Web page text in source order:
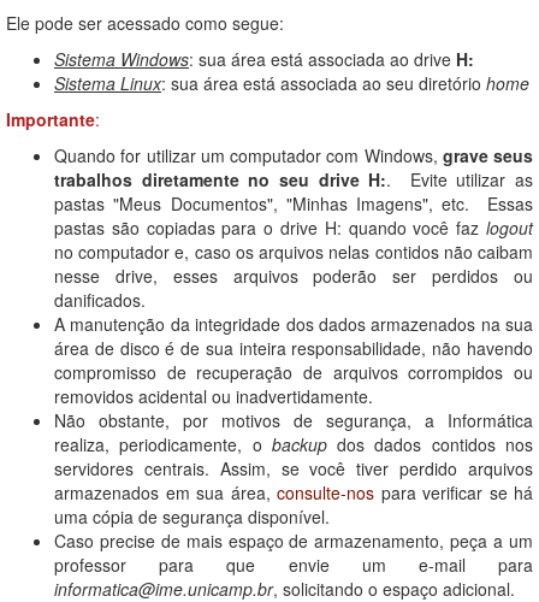
Ele pode ser acessado como segue:
Sistema Windows: sua área está associada ao drive H:
Sistema Linux: sua área está associada ao seu diretório home
Importante:
Quando for utilizar um computador com Windows, grave seus
trabalhos diretamente no seu drive H:. Evite utilizar as
pastas "Meus Documentos", "Minhas Imagens", etc. Essas
pastas são copiadas para o drive H: quando você faz logout
no computador e, caso os arquivos nelas contidos não caibam
nesse drive, esses arquivos poderão ser perdidos ou
danificados.
A manutenção da integridade dos dados armazenados na sua
área de disco é de sua inteira responsabilidade, não havendo
compromisso de recuperação de arquivos corrompidos ou
removidos acidental ou inadvertidamente.
Não obstante, por motivos de segurança, a Informática
realiza, periodicamente, o backupdos dados contidos nos
servidores centrais. Assim, se você tiver perdido arquivos
armazenados em sua área, consulte-nos para verificar se há
uma cópia de segurança disponível.
Caso precise de mais espaço de armazenamento, peça a um
professor para que envie um e-mail para
informatica@ime.unicamp.br, solicitando o espaço adicional.